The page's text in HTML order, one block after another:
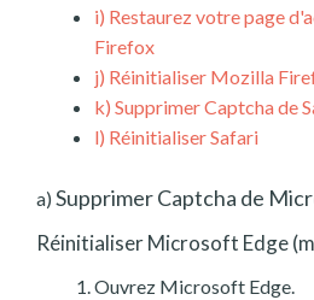
i) Restaurez votre page
Firefox
j) Réinitialiser Mozilla
k) Supprimer Captcha de
l) Réinitialiser Safari
a) Supprimer Captcha de
Réinitialiser Microsoft Edge
Ouvrez Microsoft Edge.